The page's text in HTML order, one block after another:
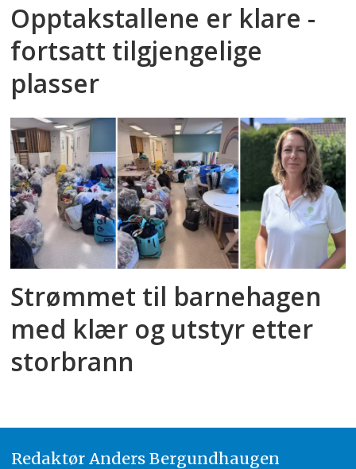
Opptakstallene er klare -
fortsatt tilgjengelige
plasser
Strømmet til barnehagen
med klær og utstyr etter
storbrann
Redaktør Anders Bergundhaugen